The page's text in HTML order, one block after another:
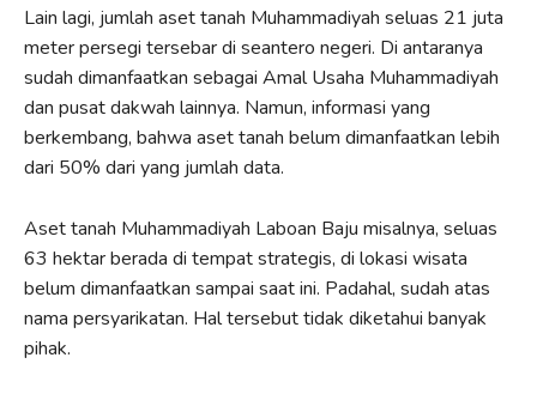
Lain lagi, jumlah aset tanah Muhammadiyah seluas 21 juta
meter persegi tersebar di seantero negeri. Di antaranya
sudah dimanfaatkan sebagai Amal Usaha Muhammadiyah
dan pusat dakwah lainnya. Namun, informasi yang
berkembang, bahwa aset tanah belum dimanfaatkan lebih
dari 50% dari yang jumlah data.
Aset tanah Muhammadiyah Laboan Baju misalnya, seluas
63 hektar berada di tempat strategis, di lokasi wisata
belum dimanfaatkan sampai saat ini. Padahal, sudah atas
nama persyarikatan. Hal tersebut tidak diketahui banyak
pihak.